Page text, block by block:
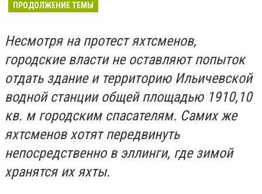
ПРОДОЛЖЕНИЕ ТЕМЫ
Несмотря на протест яхтсменов,
городские власти не оставляют попыток
отдать здание и территорию Ильичевской
водной станции общей площадью 1910,10
кв. м городским спасателям. Самих же
яхтсменов хотят передвинуть
непосредственно в эллинги, где зимой
хранятся их яхты.